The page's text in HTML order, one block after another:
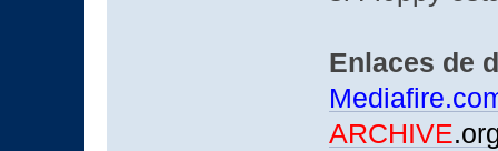
Enlaces de
ARCHIVE